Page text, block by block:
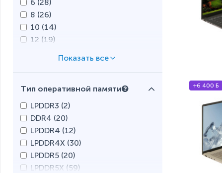
6 (28)
8 (26)
10 (14)
12 (19)
Тип оперативной памяти
LPDDR3 (2)
DDR4 (20)
LPDDR4 (12)
LPDDR4X (30)
LPDDR5 (20)
LPDDR5X (59)
+6 400 Б